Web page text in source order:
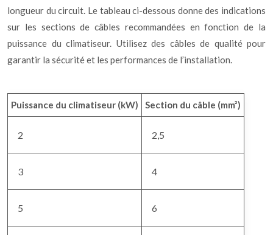
longueur du circuit. Le tableau ci-dessous donne des indications
sur les sections de câbles recommandées en fonction de la
puissance du climatiseur. Utilisez des câbles de qualité pour
garantir la sécurité et les performances de l’installation.
Puissance du climatiseur (kW) Section du câble (mm²)
2 2,5
3 4
5 6